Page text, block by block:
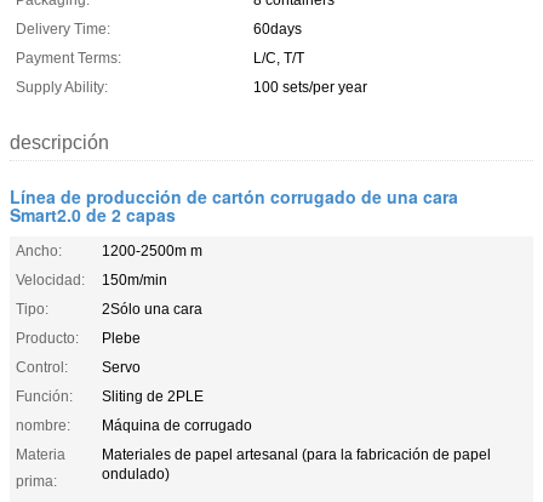
Delivery Time:
60days
Payment Terms:
L/C, T/T
Supply Ability:
100 sets/per year
descripción
Línea de producción de cartón corrugado de una cara
Smart2.0 de 2 capas
Ancho:
1200-2500m m
Velocidad:
150m/min
Tipo:
2Sólo una cara
Producto:
Plebe
Control:
Servo
Función:
Sliting de 2PLE
nombre:
Máquina de corrugado
Materia
prima:
Materiales de papel artesanal (para la fabricación de papel
ondulado)